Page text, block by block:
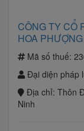
CÔNG TY CỔ
HOA
Mã số thuế:
Đại diện pháp
Địa chỉ: Thôn
Ninh